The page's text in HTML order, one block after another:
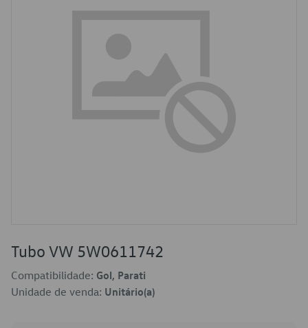
Tubo VW 5W0611742
Compatibilidade: Gol, Parati
Unidade de venda: Unitário(a)